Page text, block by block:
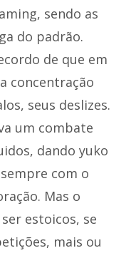
sendo as
do padrão.
de que em
concentração
seus deslizes.
um combate
dando yuko
com o
Mas o
estoicos, se
mais ou